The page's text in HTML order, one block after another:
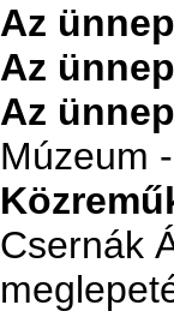
Az
Az
Az
Múzeum
Csernák